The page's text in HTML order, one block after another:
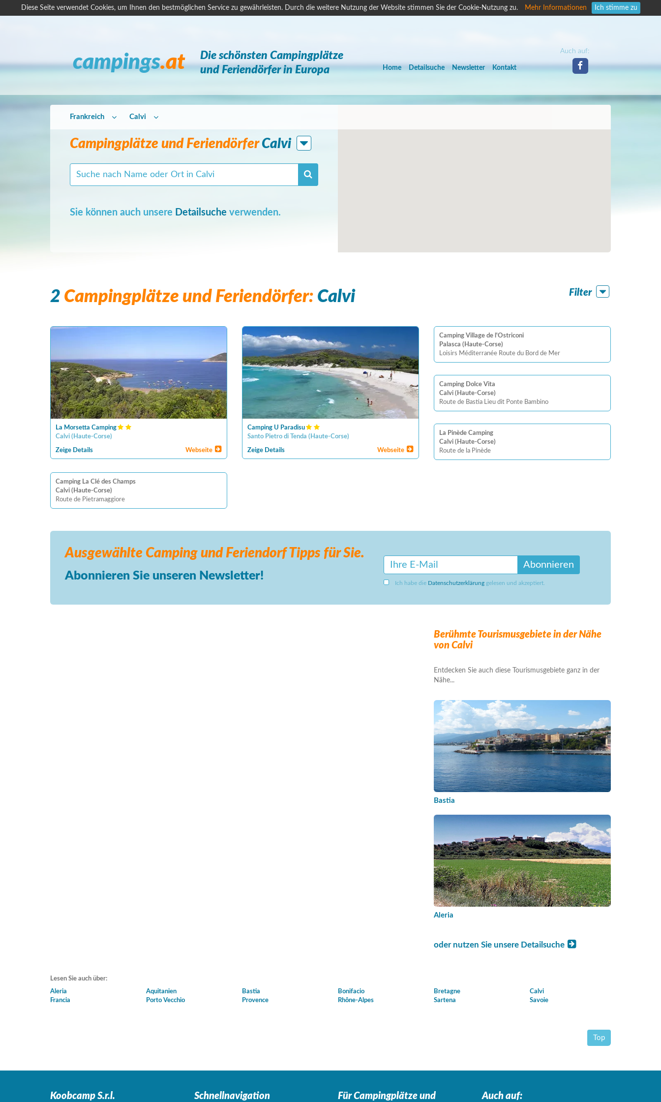
Diese Seite verwendet Cookies, um Ihnen den bestmöglichen Service zu gewährleisten. Durch die weitere Nutzung der Website stimmen Sie der Cookie-Nutzung zu. Mehr Informationen Ich stimme zu
campings.at
Die schönsten Campingplätze
und Feriendörfer in Europa
Home Detailsuche Newsletter Kontakt
Auch auf:
Campingplätze und FeriendörferCalvi
Sie können auch unsere Detailsuche verwenden.
Frankreich Calvi
2 Campingplätze und Feriendörfer: Calvi Filter
La Morsetta Camping
Calvi ( Haute-Corse)
Zeige Details Webseite
Camping U Paradisu
Santo Pietro di Tenda ( Haute-Corse)
Zeige Details Webseite
Camping Village de l'Ostriconi
Palasca (Haute-Corse)
Loisirs Méditerranée Route du Bord de Mer
Camping Dolce Vita
Calvi (Haute-Corse)
Route de Bastia Lieu dit Ponte Bambino
La Pinède Camping
Calvi (Haute-Corse)
Route de la Pinède
Camping La Clé des Champs
Calvi (Haute-Corse)
Route de Pietramaggiore
Ausgewählte Camping und FeriendorfTipps für Sie.
Abonnieren Sie unseren Newsletter!
Abonnieren
Ich habe die Datenschutzerklärunggelesen und akzeptiert.
Berühmte Tourismusgebiete in der Nähe
von Calvi
Entdecken Sie auch diese Tourismusgebiete ganz in der
Nähe...
Bastia
Aleria
oder nutzen Sie unsere Detailsuche
Lesen Sie auch über:
Aleria
Aquitanien Bastia Bonifacio Bretagne
Calvi
Francia
Porto Vecchio Provence Rhône-Alpes Sartena Savoie
Top
Koobcamp S.r.l. Schnellnavigation Für Campingplätze und Auch auf: